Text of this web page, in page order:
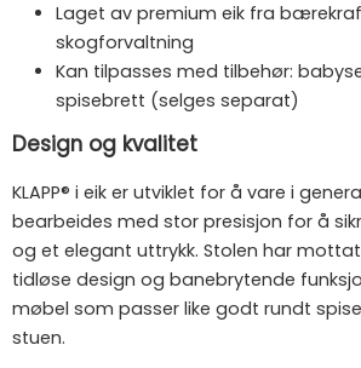
Laget av premium eik fra
skogforvaltning
Kan tilpasses med tilbehør:
spisebrett (selges separat)
Design og kvalitet
KLAPP® i eik er utviklet for å vare i
bearbeides med stor presisjon for å
og et elegant uttrykk. Stolen har
tidløse design og banebrytende
møbel som passer like godt rundt
stuen.